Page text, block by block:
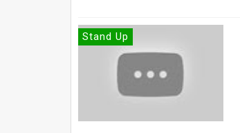
Stand Up